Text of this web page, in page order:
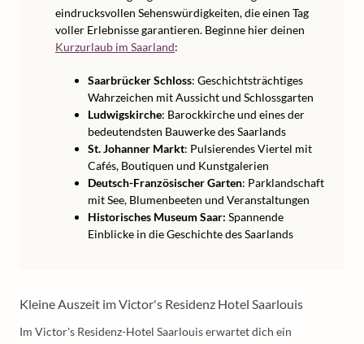
eindrucksvollen Sehenswürdigkeiten, die einen Tag
voller Erlebnisse garantieren. Beginne hier deinen
Kurzurlaub im Saarland:
Saarbrücker Schloss: Geschichtsträchtiges
Wahrzeichen mit Aussicht und Schlossgarten
Ludwigskirche: Barockkirche und eines der
bedeutendsten Bauwerke des Saarlands
St. Johanner Markt: Pulsierendes Viertel mit
Cafés, Boutiquen und Kunstgalerien
Deutsch-Französischer Garten: Parklandschaft
mit See, Blumenbeeten und Veranstaltungen
Historisches Museum Saar: Spannende
Einblicke in die Geschichte des Saarlands
Kleine Auszeit im Victor's Residenz Hotel Saarlouis
Im Victor's Residenz-Hotel Saarlouis erwartet dich ein